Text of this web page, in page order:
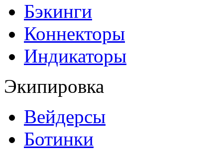
Бэкинги
Коннекторы
Индикаторы
Экипировка
Вейдерсы
Ботинки